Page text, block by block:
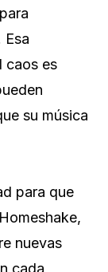
Esa
caos es
su música
para que
nuevas
cada